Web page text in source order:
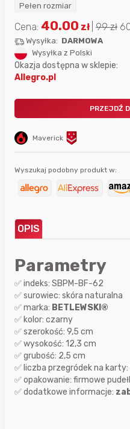
Pełen rozmiar
Maverick
Cena: 40.00 zł 99zł
Wysyłka: DARMOWA
Wysyłka z Polski
Okazja dostępna w sklepie:
Allegro.pl
PRZEJDŹ
Wyszukaj podobny produkt w:
OPIS
Parametry
✅ indeks: SBPM-BF-62
✅ surowiec: skóra naturalna
✅ marka: BETLEWSKI®
✅ kolor: czarny
✅ szerokość: 9,5 cm
✅ wysokość: 12,3 cm
✅ grubość: 2,5 cm
✅ liczba przegródek na karty:
✅ opakowanie: firmowe
✅ dodatkowe informacje: